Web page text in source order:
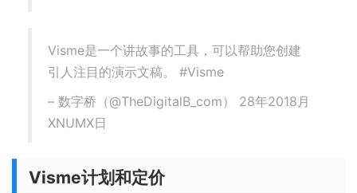
Visme是一个讲故事的工具，可以帮助您创建
引人注目的演示文稿。 #Visme
– 数字桥（@TheDigitalB_com） 28年2018月
XNUMX日
Visme计划和定价